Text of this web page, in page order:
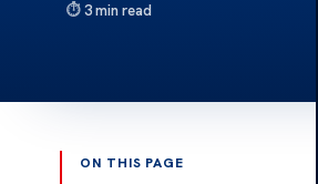
3 min read
ON THIS PAGE